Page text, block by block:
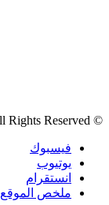
© Copyright 2026, All Rights Reserved |
فيسبوك
يوتيوب
انستقرام
ملخص الموقع RSS